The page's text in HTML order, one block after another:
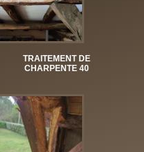
TRAITEMENT DE
CHARPENTE 40